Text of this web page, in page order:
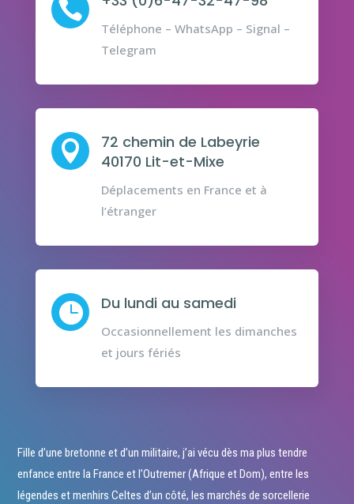

Téléphone – WhatsApp – Signal –
Telegram

72 chemin de Labeyrie
40170 Lit-et-Mixe
Déplacements en France et à
l’étranger
 Du lundi au samedi
Occasionnellement les dimanches
et jours fériés
Fille d’une bretonne et d’un militaire, j’ai vécu dès ma plus tendre
enfance entre la France et l’Outremer (Afrique et Dom), entre les
légendes et menhirs Celtes d’un côté, les marchés de sorcellerie